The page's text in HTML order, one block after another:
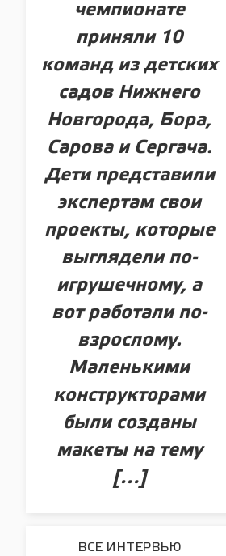
чемпионате
приняли 10
команд из детских
садов Нижнего
Новгорода, Бора,
Сарова и Сергача.
Дети представили
экспертам свои
проекты, которые
выглядели по-
игрушечному, а
вот работали по-
взрослому.
Маленькими
конструкторами
были созданы
макеты на тему
[…]
ВСЕ ИНТЕРВЬЮ